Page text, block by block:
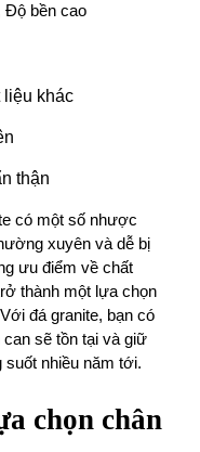
ộ bền cao
liệu khác
thận
có một số nhược
xuyên và dễ bị
ưu điểm về chất
thành một lựa chọn
đá granite, bạn có
can sẽ tồn tại và giữ
nhiều năm tới.
chọn chân